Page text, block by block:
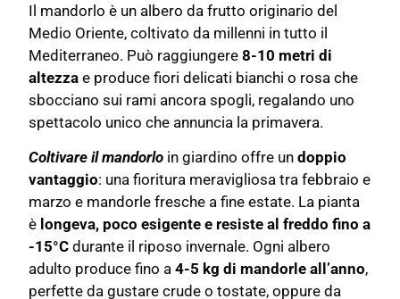
Il mandorlo è un albero da frutto originario del
Medio Oriente, coltivato da millenni in tutto il
Mediterraneo. Può raggiungere8-10 metri di
altezza e produce fiori delicati bianchi o rosa che
sbocciano sui rami ancora spogli, regalando uno
spettacolo unico che annuncia la primavera.
Coltivare il mandorlo in giardino offre undoppio
vantaggio: una fioritura meravigliosa tra febbraio e
marzo e mandorle fresche a fine estate. La pianta
è longeva, poco esigente e resiste al freddo fino a
-15°C durante il riposo invernale. Ogni albero
adulto produce fino a4-5 kg di mandorle all’anno,
perfette da gustare crude o tostate, oppure da